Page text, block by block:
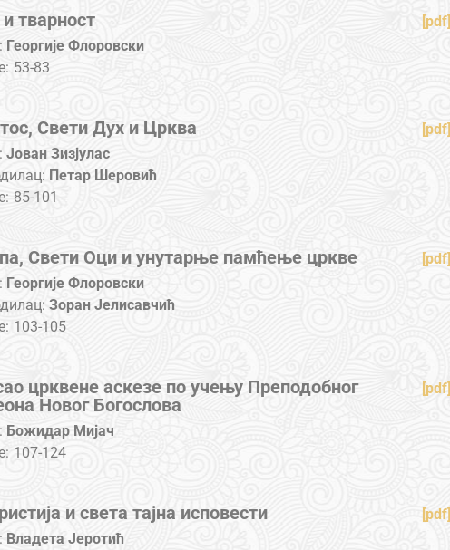
тварност
[pdf]
Георгије Флоровски
53-83
Свети Дух и Црква
[pdf]
Јован Зизјулас
Петар Шеровић
85-101
Свети Оци и унутарње памћење цркве
[pdf]
Георгије Флоровски
Зоран Јелисавчић
103-105
црквене аскезе по учењу Преподобног
Новог Богослова
[pdf]
Божидар Мијач
107-124
и света тајна исповести
[pdf]
Владета Јеротић